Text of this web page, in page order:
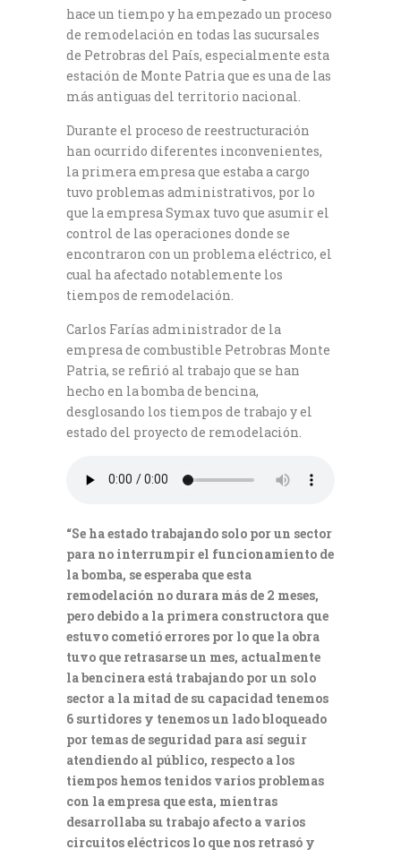
hace un tiempo y ha empezado un proceso
de remodelación en todas las sucursales
de Petrobras del País, especialmente esta
estación de Monte Patria que es una de las
más antiguas del territorio nacional.
Durante el proceso de reestructuración
han ocurrido diferentes inconvenientes,
la primera empresa que estaba a cargo
tuvo problemas administrativos, por lo
que la empresa Symax tuvo que asumir el
control de las operaciones donde se
encontraron con un problema eléctrico, el
cual ha afectado notablemente los
tiempos de remodelación.
Carlos Farías administrador de la
empresa de combustible Petrobras Monte
Patria, se refirió al trabajo que se han
hecho en la bomba de bencina,
desglosando los tiempos de trabajo y el
estado del proyecto de remodelación.
“Se ha estado trabajando solo por un sector
para no interrumpir el funcionamiento de
la bomba, se esperaba que esta
remodelación no durara más de 2 meses,
pero debido a la primera constructora que
estuvo cometió errores por lo que la obra
tuvo que retrasarse un mes, actualmente
la bencinera está trabajando por un solo
sector a la mitad de su capacidad tenemos
6 surtidores y tenemos un lado bloqueado
por temas de seguridad para así seguir
atendiendo al público, respecto a los
tiempos hemos tenidos varios problemas
con la empresa que esta, mientras
desarrollaba su trabajo afecto a varios
circuitos eléctricos lo que nos retrasó y